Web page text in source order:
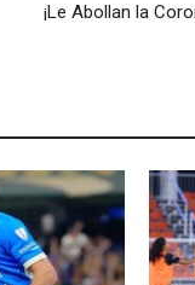
¡Le Abollan la